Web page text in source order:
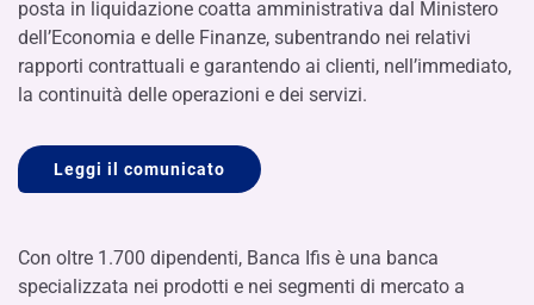
posta in liquidazione coatta amministrativa dal Ministero
dell’Economia e delle Finanze, subentrando nei relativi
rapporti contrattuali e garantendo ai clienti, nell’immediato,
la continuità delle operazioni e dei servizi.
Leggi il comunicato
Con oltre 1.700 dipendenti, Banca Ifis è una banca
specializzata nei prodotti e nei segmenti di mercato a